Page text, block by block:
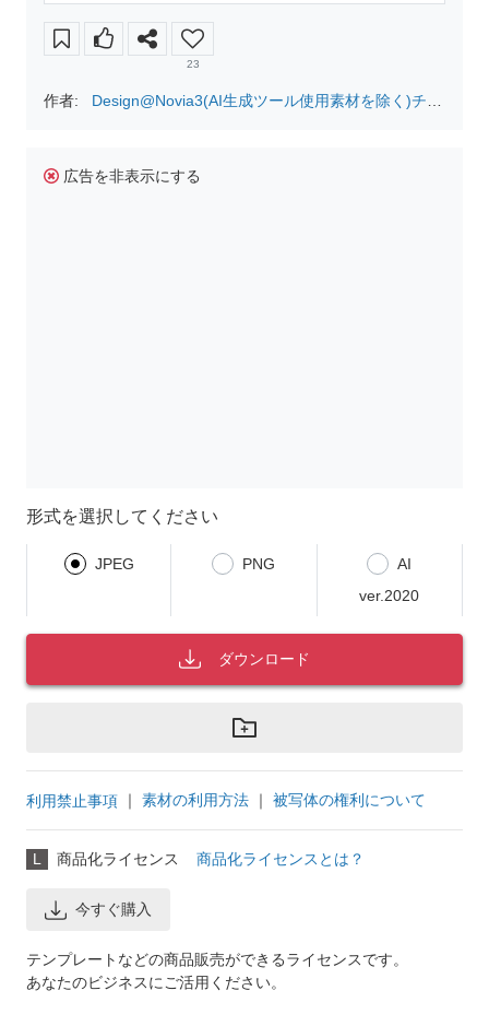
23
作者:
Design@Novia3(AI生成ツール使用素材を除く)チェ
広告を非表示にする
形式を選択してください
JPEG PNG
AI
ver.2020
ダウンロード
利用禁止事項 ｜ 素材の利用方法 ｜ 被写体の権利について
L 商品化ライセンス 商品化ライセンスとは？
今すぐ購入
テンプレートなどの商品販売ができるライセンスです。
あなたのビジネスにご活用ください。